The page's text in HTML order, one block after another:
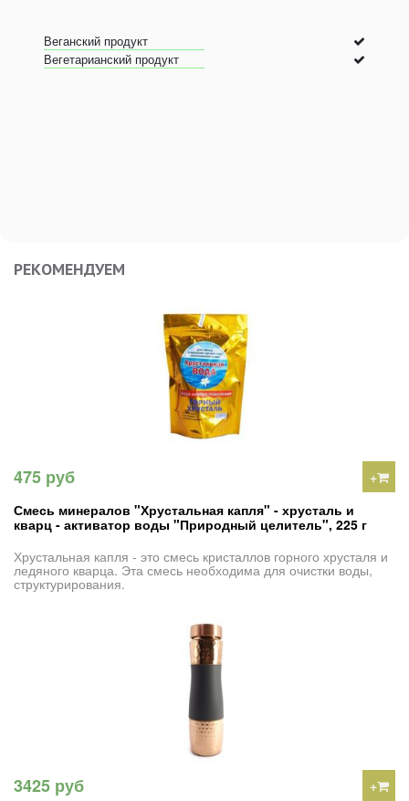
Веганский продукт
Вегетарианский продукт
РЕКОМЕНДУЕМ
475 руб
+
Смесь минералов "Хрустальная капля" - хрусталь и
кварц - активатор воды "Природный целитель", 225 г
Хрустальная капля - это смесь кристаллов горного хрусталя и
ледяного кварца. Эта смесь необходима для очистки воды,
структурирования.
3425 руб
+